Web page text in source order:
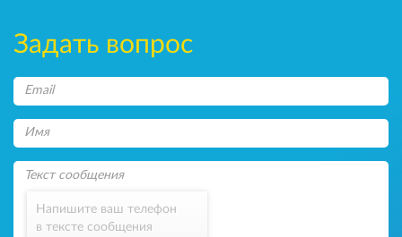
Задать вопрос
Напишите ваш телефон
в тексте сообщения